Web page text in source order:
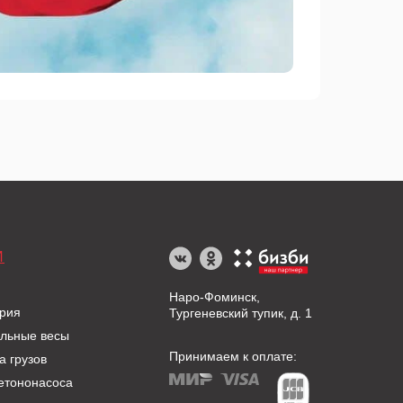
Наро-Фоминск,
Тургеневский тупик, д. 1
весы
грузов
Принимаем к оплате: